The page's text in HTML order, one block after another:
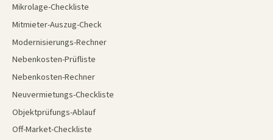
Mikrolage-Checkliste
Mitmieter-Auszug-Check
Modernisierungs-Rechner
Nebenkosten-Prüfliste
Nebenkosten-Rechner
Neuvermietungs-Checkliste
Objektprüfungs-Ablauf
Off-Market-Checkliste